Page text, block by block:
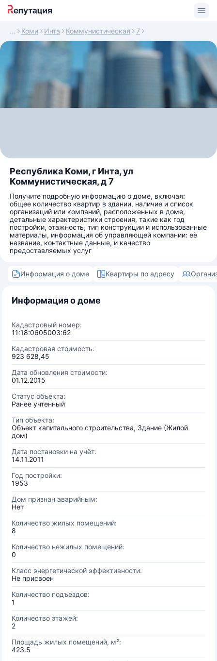
Коми Инта Коммунистическая 7
Республика Коми, г Инта, ул
Коммунистическая, д 7
Получите подробную информацию о доме, включая:
общее количество квартир в здании, наличие и список
организаций или компаний, расположенных в доме,
детальные характеристики строения, такие как год
постройки, этажность, тип конструкции и использованные
материалы, информация об управляющей компании: её
название, контактные данные, и качество
предоставляемых услуг
Информация о доме Квартиры по адресу
Информация о доме
Кадастровый номер:
11:18:0605003:62
Кадастровая стоимость:
923 628,45
Дата обновления стоимости:
01.12.2015
Статус объекта:
Ранее учтенный
Тип объекта:
Объект капитального строительства, Здание (Жилой
дом)
Дата постановки на учёт:
14.11.2011
Год постройки:
1953
Дом признан аварийным:
Нет
Количество жилых помещений:
8
Количество нежилых помещений:
0
Класс энергетической эффективности:
Не присвоен
Количество подъездов:
1
Количество этажей:
2
Площадь жилых помещений, м²:
423.5